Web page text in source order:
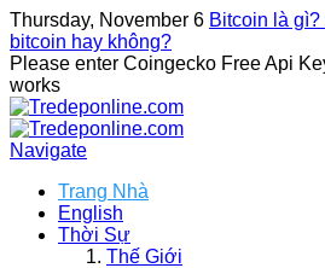
Thursday, November 6 Bitcoin là
bitcoin hay không?
Please enter Coingecko Free Api
works
Navigate
Trang Nhà
English
Thời Sự
Thế Giới